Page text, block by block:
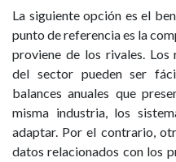
La siguiente opción es el
punto de referencia es la
proviene de los rivales. Los
del sector pueden ser
balances anuales que
misma industria, los
adaptar. Por el contrario,
datos relacionados con los